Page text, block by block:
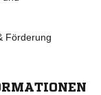
Förderung